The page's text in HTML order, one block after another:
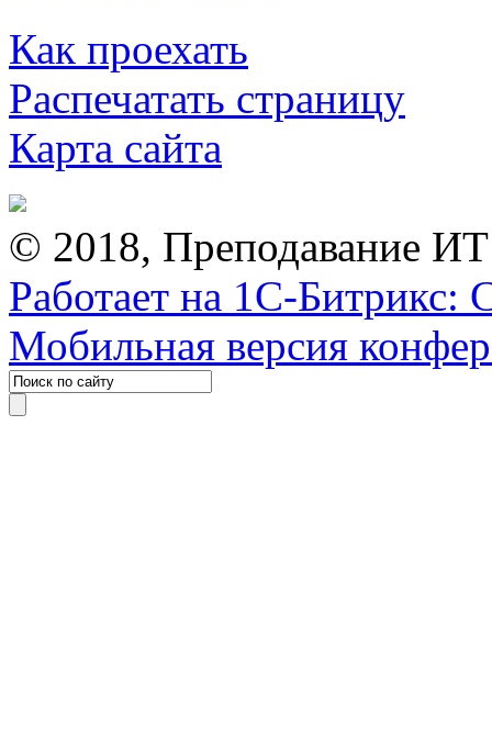
Как проехать
Распечатать страницу
Карта сайта
© 2018, Преподавание
Работает на 1С-Битрикс:
Мобильная версия